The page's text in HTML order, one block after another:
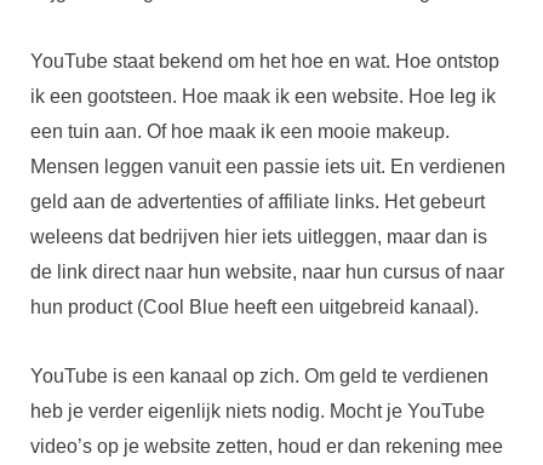
YouTube staat bekend om het hoe en wat. Hoe ontstop
ik een gootsteen. Hoe maak ik een website. Hoe leg ik
een tuin aan. Of hoe maak ik een mooie makeup.
Mensen leggen vanuit een passie iets uit. En verdienen
geld aan de advertenties of affiliate links. Het gebeurt
weleens dat bedrijven hier iets uitleggen, maar dan is
de link direct naar hun website, naar hun cursus of naar
hun product (Cool Blue heeft een uitgebreid kanaal).
YouTube is een kanaal op zich. Om geld te verdienen
heb je verder eigenlijk niets nodig. Mocht je YouTube
video’s op je website zetten, houd er dan rekening mee